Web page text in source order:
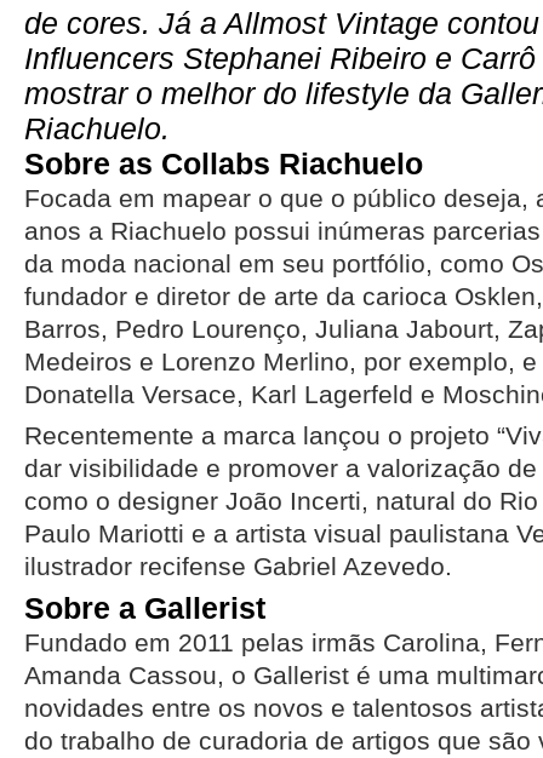
de cores. Já a Allmost Vintage
Influencers Stephanei Ribeiro e
mostrar o melhor do lifestyle da
Riachuelo.
Sobre as Collabs Riachuelo
Focada em mapear o que o público deseja,
anos a Riachuelo possui inúmeras
da moda nacional em seu portfólio, como
fundador e diretor de arte da carioca
Barros, Pedro Lourenço, Juliana Jabourt,
Medeiros e Lorenzo Merlino, por exemplo,
Donatella Versace, Karl Lagerfeld e
Recentemente a marca lançou o projeto
dar visibilidade e promover a valorização
como o designer João Incerti, natural do
Paulo Mariotti e a artista visual paulistana
ilustrador recifense Gabriel Azevedo.
Sobre a Gallerist
Fundado em 2011 pelas irmãs Carolina,
Amanda Cassou, o Gallerist é uma
novidades entre os novos e talentosos
do trabalho de curadoria de artigos que são